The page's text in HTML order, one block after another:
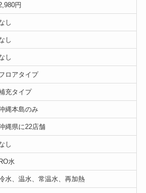
円
し
し
し
ロアタイプ
充タイプ
縄本島のみ
縄県に22店舗
し
RO水
水、温水、常温水、再加熱